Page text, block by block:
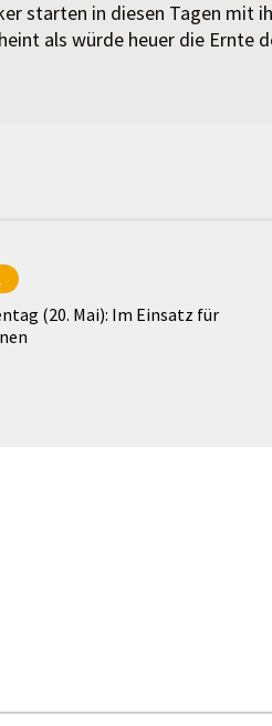
starten in diesen Tagen mit
als würde heuer die Ernte
(20. Mai): Im Einsatz für